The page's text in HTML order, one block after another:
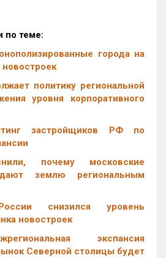
по теме:
города на
политику региональной
уровня корпоративного
застройщиков РФ по
почему московские
землю региональным
снизился уровень
новостроек
экспансия
Северной столицы будет